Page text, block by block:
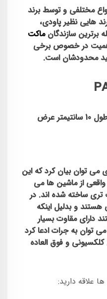
مختلفی و توسط برند
هایی نظیرپاودی،
برترین سازندگانماکت
در خصوص برخی
محدودشان است.
عرض
می توان بیان کرد که این
واقعی از ماشین ها می
ساخته شده اند. در
و بدلیل اینکه
دارای مقاوت بسیار
توان به جرات ادعا کرد
و فوق العاده
علاقه دارید: